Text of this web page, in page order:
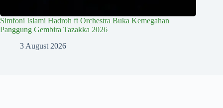
Simfoni Islami Hadroh ft Orchestra Buka Kemegahan
Panggung Gembira Tazakka 2026
3 August 2026